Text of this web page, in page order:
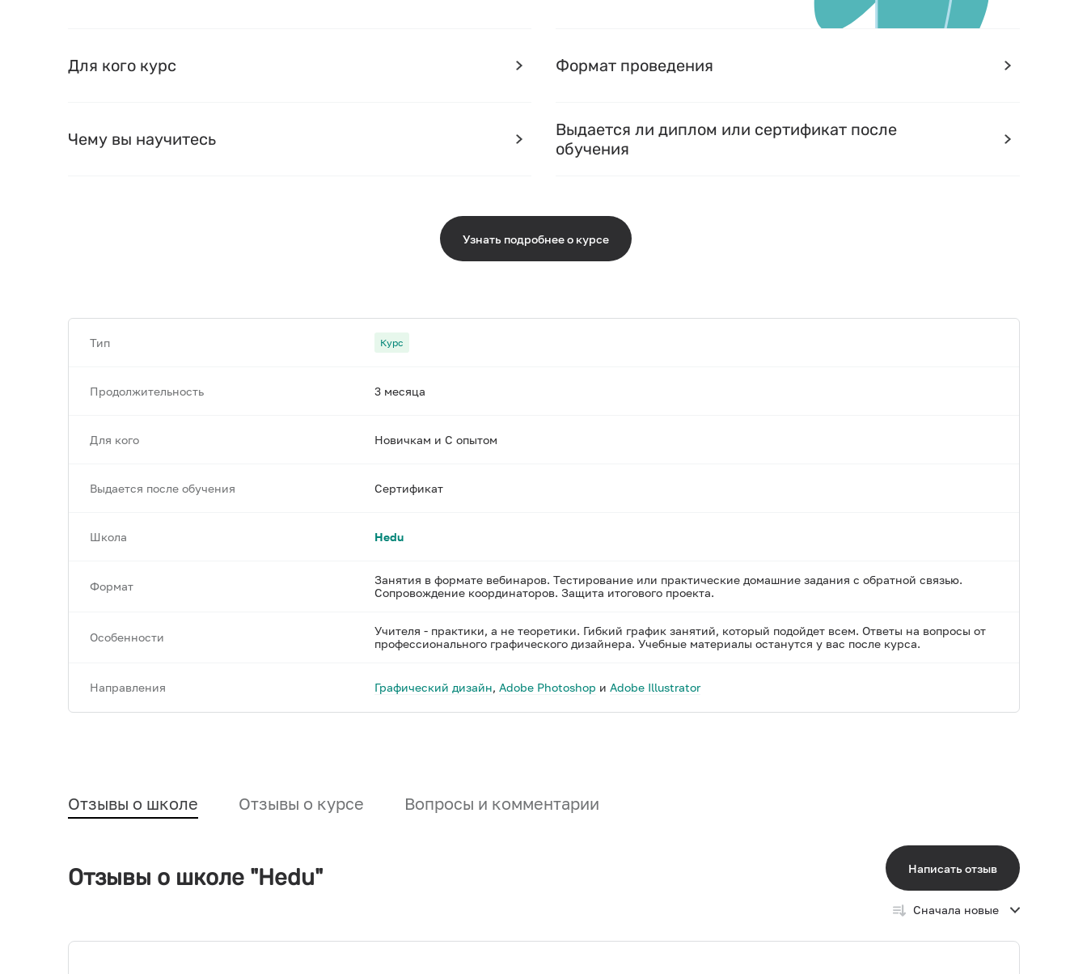
Для кого курс
Чему вы научитесь
Формат проведения
Выдается ли диплом или сертификат после
обучения
Узнать подробнее о курсе
Тип Курс
Продолжительность 3 месяца
Для кого Новичкам и С опытом
Выдается после обучения Сертификат
Школа Hedu
Формат
Занятия в формате вебинаров. Тестирование или практические домашние задания с обратной связью.
Сопровождение координаторов. Защита итогового проекта.
Особенности
Учителя - практики, а не теоретики. Гибкий график занятий, который подойдет всем. Ответы на вопросы от
профессионального графического дизайнера. Учебные материалы останутся у вас после курса.
Направления Графический дизайн, Adobe Photoshop и Adobe Illustrator
Отзывы о школе Отзывы о курсе Вопросы и комментарии
Отзывы о школе "Hedu" Написать отзыв
Сначала новые